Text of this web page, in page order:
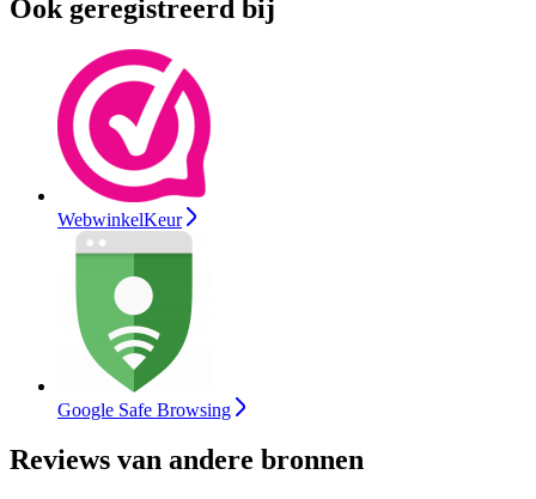
Ook geregistreerd bij
WebwinkelKeur
Google Safe Browsing
Reviews van andere bronnen